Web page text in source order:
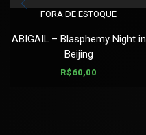
FORA DE ESTOQUE
ABIGAIL – Blasphemy Night in
Beijing
R$60,00